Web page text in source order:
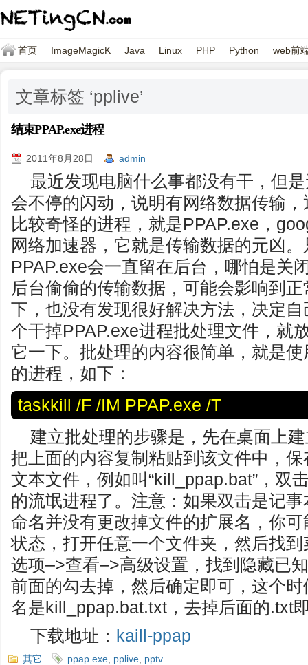
首页 ImageMagicK Java Linux PHP Python web前
文章标签 ‘pplive’
结束PPAP.exe进程
2011年8月28日 admin
最近发现电脑什么事都没有干，但
会不停的闪动，说明有网络数据传输
比较奇怪的进程，就是PPAP.exe，
网络加速器，它就是传输数据的元凶
PPAP.exe会一直留在后台，哪怕是关
后台偷偷的传输数据，可能会影响到
下，也没有发现很好解决方法，决定
个干掉PPAP.exe进程批处理文件，就
它一下。批处理的内容很简单，就是
的进程，如下：
taskkill /F /IM PPAP.exe /T
建立批处理的步骤是，先在桌面上
把上面的内容复制粘贴到该文件中，
文本文件，例如叫“kill_ppap.bat”，双
的流氓进程了。注意：如果双击是记
命名并没有更改掉文件的扩展名，你
状态，打开任意一个文件夹，然后找
选项–>查看–>高级设置，找到隐藏已
前面的勾去掉，然后确定即可，这个
名是kill_ppap.bat.txt，去掉后面的.txt
下载地址： kaill-ppap
其它 ppap.exe pplive pptv